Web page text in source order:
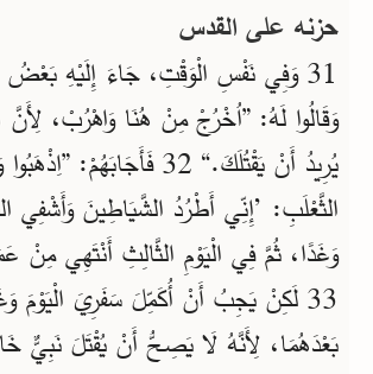
حزنه على القدس
31 وَفِي نَفْسِ الْوَقْتِ، جَاءَ إِلَيْهِ بَعْضُ
وَقَالُوا لَهُ: ”اُخْرُجْ مِنْ هُنَا وَاهْرُبْ،
يُرِيدُ أَنْ يَقْتُلَكَ.“ 32 فَأَجَابَهُمْ:
الثَّعْلَبِ: ’إِنِّي أَطْرُدُ الشَّيَاطِينَ وَأَشْفِي
وَغَدًا، ثُمَّ فِي الْيَوْمِ الثَّالِثِ أَنْتَهِي مِنْ
33 لَكِنْ يَجِبُ أَنْ أُكَمِّلَ سَفَرِيَ الْيَوْمَ
بَعْدَهُمَا، لِأَنَّهُ لَا يَصِحُّ أَنْ يُقْتَلَ نَبِيٌّ